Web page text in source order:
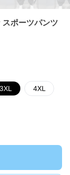
スポーツパンツ
3XL 4XL